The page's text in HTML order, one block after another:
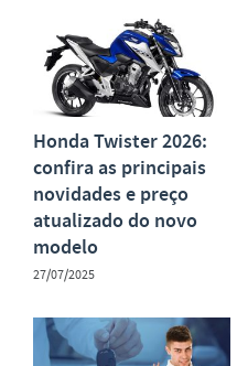
Honda Twister 2026:
confira as principais
novidades e preço
atualizado do novo
modelo
27/07/2025